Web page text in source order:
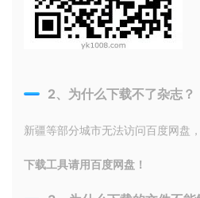
2、为什么下载不了杂志？
新疆等部分城市无法访问百度网盘
下载工具请用百度网盘！